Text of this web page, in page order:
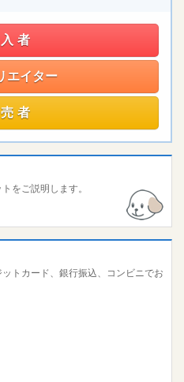
者
エイター
者
をご説明します。
トカード、銀行振込、コンビニでお